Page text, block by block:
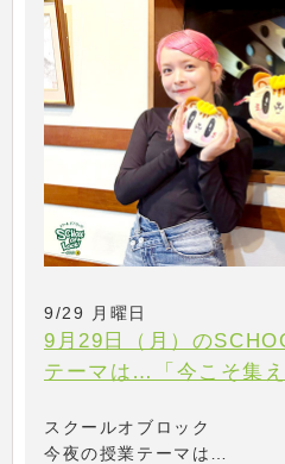
9/29 月曜日
9月29日（月）の
テーマは…「今こそ集え
スクールオブロック
今夜の授業テーマは…